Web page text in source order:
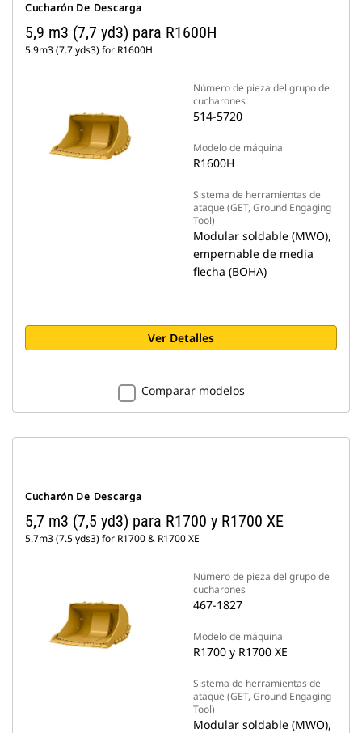
Cucharón De Descarga
5,9 m3 (7,7 yd3) para R1600H
5.9m3 (7.7 yds3) for R1600H
Número de pieza del grupo de
cucharones
514-5720
Modelo de máquina
R1600H
Sistema de herramientas de
ataque (GET, Ground Engaging
Tool)
Modular soldable (MWO),
empernable de media
flecha (BOHA)
Ver Detalles
Comparar modelos
Cucharón De Descarga
5,7 m3 (7,5 yd3) para R1700 y R1700 XE
5.7m3 (7.5 yds3) for R1700 & R1700 XE
Número de pieza del grupo de
cucharones
467-1827
Modelo de máquina
R1700 y R1700 XE
Sistema de herramientas de
ataque (GET, Ground Engaging
Tool)
Modular soldable (MWO),